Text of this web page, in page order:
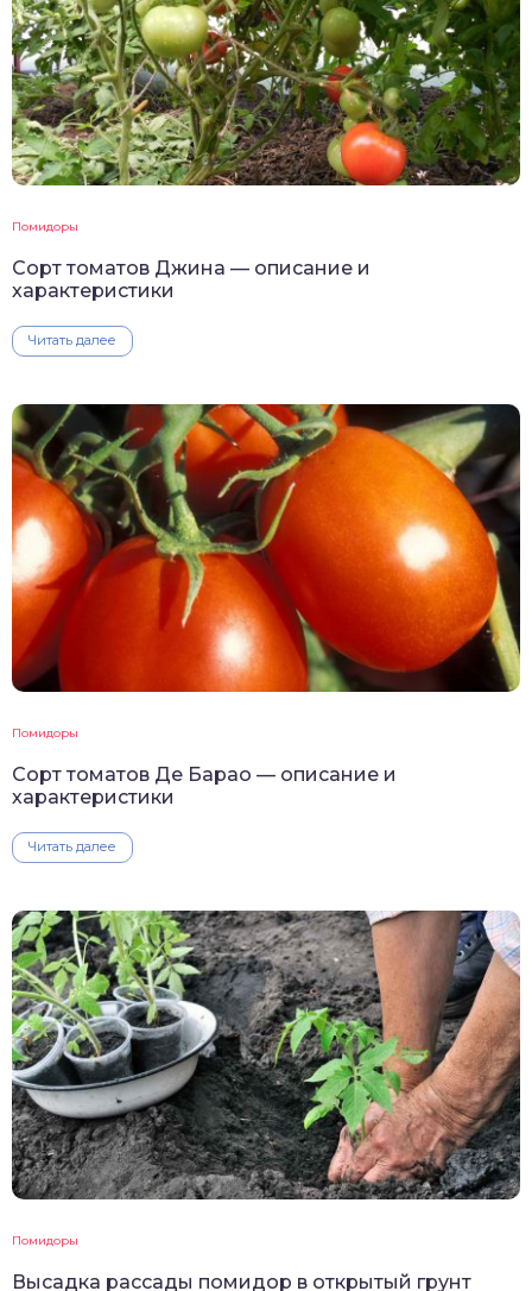
Помидоры
Сорт томатов Джина — описание и
характеристики
Читать далее
Помидоры
Сорт томатов Де Барао — описание и
характеристики
Читать далее
Помидоры
Высадка рассады помидор в открытый грунт